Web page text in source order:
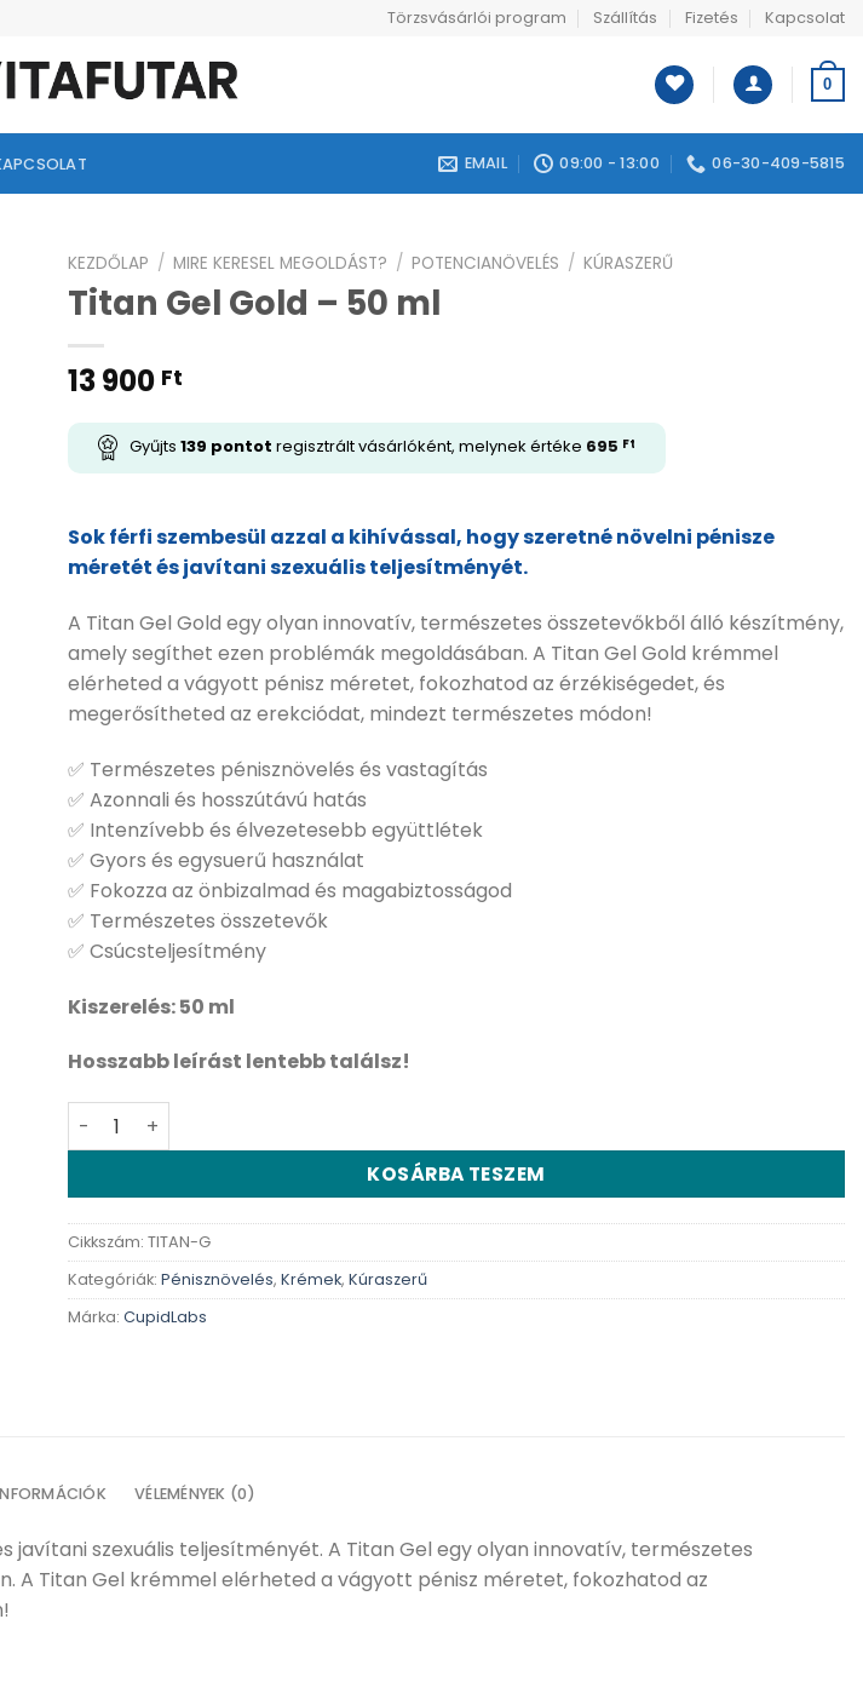
Törzsvásárlói program Szállítás Fizetés Kapcsolat
0
EMAIL 09:00 - 13:00 06-30-409-5815
KEZDŐLAP / MIRE KERESEL MEGOLDÁST? / POTENCIANÖVELÉS / KÚRASZERŰ
Titan Gel Gold – 50 ml
13 900 Ft
Gyűjts 139 pontot regisztrált vásárlóként, melynek értéke 695 Ft
Sok férfi szembesül azzal a kihívással, hogy szeretné növelni pénisze
méretét és javítani szexuális teljesítményét.
A Titan Gel Gold egy olyan innovatív, természetes összetevőkből álló készítmény,
amely segíthet ezen problémák megoldásában.​ A Titan Gel Gold krémmel
elérheted a vágyott pénisz méretet, fokozhatod az érzékiségedet, és
megerősítheted az erekciódat, mindezt természetes módon!
✅ Természetes pénisznövelés és vastagítás
✅ Azonnali és hosszútávú hatás
✅ Intenzívebb és élvezetesebb együttlétek
✅ Gyors és egysuerű használat
✅ Fokozza az önbizalmad és magabiztosságod
✅ Természetes összetevők
✅ Csúcsteljesítmény
Kiszerelés: 50 ml
Hosszabb leírást lentebb találsz!
Titan Gel Gold - 50 ml mennyiség
KOSÁRBA TESZEM
Cikkszám: TITAN-G
Kategóriák: Pénisznövelés, Krémek, Kúraszerű
Márka: CupidLabs
VÉLEMÉNYEK (0)
javítani szexuális teljesítményét. A Titan Gel egy olyan innovatív, természetes
Titan Gel krémmel elérheted a vágyott pénisz méretet, fokozhatod az